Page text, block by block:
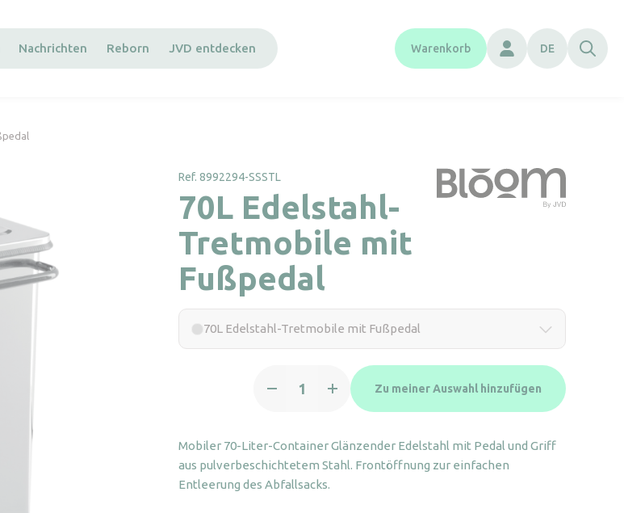
Nachrichten Reborn JVD entdecken Warenkorb DE
Ref. 8992294-SSSTL
70L Edelstahl-
Tretmobile mit
Fußpedal
70L Edelstahl-Tretmobile mit Fußpedal
Edelstahl-
Fußpedal
Zu meiner Auswahl hinzufügen
Mobiler 70-Liter-Container Glänzender Edelstahl mit Pedal und Griff
aus pulverbeschichtetem Stahl. Frontöffnung zur einfachen
Entleerung des Abfallsacks.